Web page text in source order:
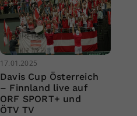
17.01.2025
Davis Cup Österreich
– Finnland live auf
ORF SPORT+ und
ÖTV TV